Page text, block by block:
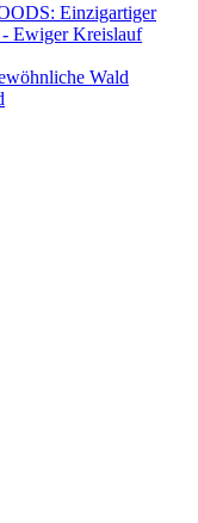
Einzigartiger
Ewiger Kreislauf
Wald